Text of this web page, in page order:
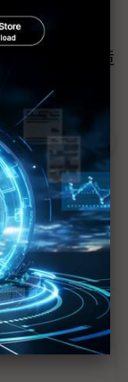
步從「事
正是智慧製造
信賴。